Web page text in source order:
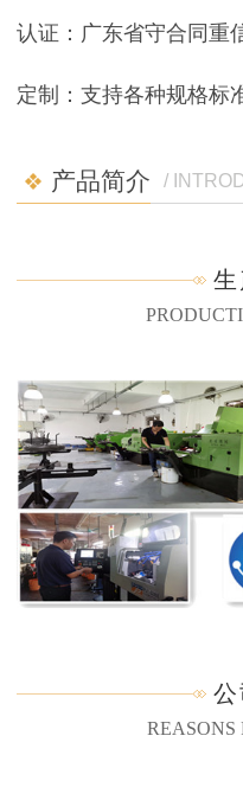
认证：广东省守合同重
定制：支持各种规格标
产品简介 /
生
REASONS